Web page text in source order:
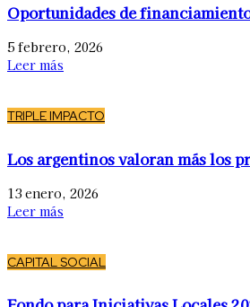
Oportunidades de
5 febrero, 2026
Leer más
TRIPLE IMPACTO
Los argentinos valoran más los
13 enero, 2026
Leer más
CAPITAL SOCIAL